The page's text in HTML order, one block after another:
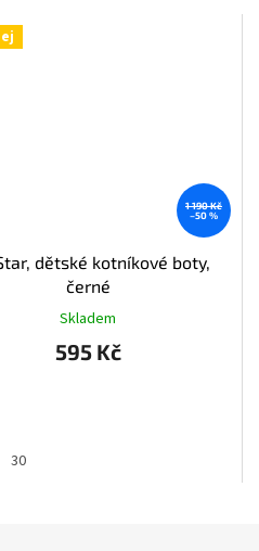
1 190 Kč
–50 %
dětské kotníkové boty,
černé
Skladem
595 Kč
30